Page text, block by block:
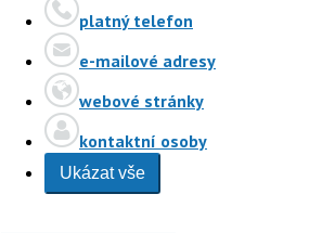
platný telefon
e-mailové adresy
webové stránky
kontaktní osoby
Ukázat vše